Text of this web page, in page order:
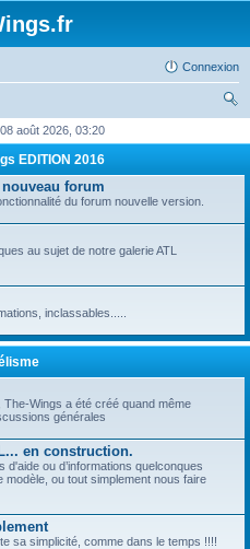
Connexion
ch
août 2026, 03:20
EDITION 2016
forum
du forum nouvelle version.
au sujet de notre galerie ATL
inclassables.....
Wings a été créé quand même
générales
en construction.
ou d’informations quelconques
ou tout simplement nous faire
sa simplicité, comme dans le temps !!!!